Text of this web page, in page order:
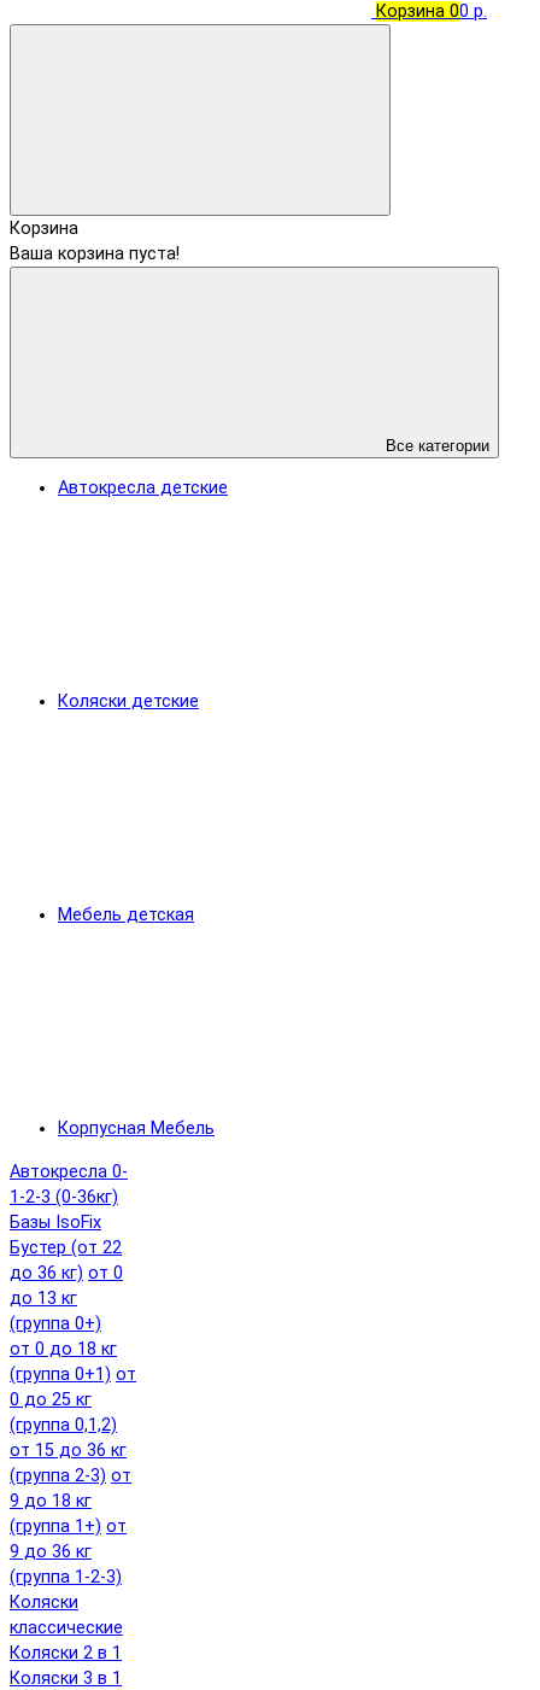
Корзина 00 р.
Корзина
Ваша корзина пуста!
Все категории
Автокресла детские
Коляски детские
Мебель детская
Корпусная Мебель
Автокресла 0-
1-2-3 (0-36кг)
Базы IsoFix
Бустер (от 22
до 36 кг) от 0
до 13 кг
(группа 0+)
от 0 до 18 кг
(группа 0+1) от
0 до 25 кг
(группа 0,1,2)
от 15 до 36 кг
(группа 2-3) от
9 до 18 кг
(группа 1+) от
9 до 36 кг
(группа 1-2-3)
Коляски
классические
Коляски 2 в 1
Коляски 3 в 1